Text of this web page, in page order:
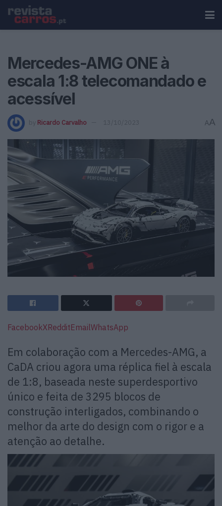
Mercedes-AMG ONE à
escala 1:8 telecomandado e
acessível
by Ricardo Carvalho 13/10/2023 AA
FacebookXRedditEmailWhatsApp
Em colaboração com a Mercedes-AMG, a
CaDA criou agora uma réplica fiel à escala
de 1:8, baseada neste superdesportivo
único e feita de 3295 blocos de
construção interligados, combinando o
melhor da arte do design com o rigor e a
atenção ao detalhe.